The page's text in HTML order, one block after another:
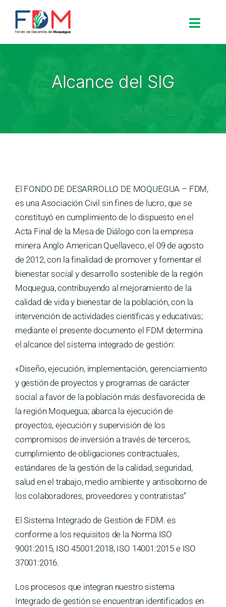
Search for:
Procesos
Medios
Contáctanos
Alcance del SIG
El FONDO DE DESARROLLO DE MOQUEGUA – FDM,
es una Asociación Civil sin fines de lucro, que se
constituyó en cumplimiento de lo dispuesto en el
Acta Final de la Mesa de Diálogo con la empresa
minera Anglo American Quellaveco, el 09 de agosto
de 2012, con la finalidad de promover y fomentar el
bienestar social y desarrollo sostenible de la región
Moquegua, contribuyendo al mejoramiento de la
calidad de vida y bienestar de la población, con la
intervención de actividades científicas y educativas;
mediante el presente documento el FDM determina
el alcance del sistema integrado de gestión:
«Diseño, ejecución, implementación, gerenciamiento
y gestión de proyectos y programas de carácter
social a favor de la población más desfavorecida de
la región Moquegua; abarca la ejecución de
proyectos, ejecución y supervisión de los
compromisos de inversión a través de terceros,
cumplimiento de obligaciones contractuales,
estándares de la gestión de la calidad, seguridad,
salud en el trabajo, medio ambiente y antisoborno de
los colaboradores, proveedores y contratistas”
El Sistema Integrado de Gestión de FDM. es
conforme a los requisitos de la Norma ISO
9001:2015, ISO 45001:2018, ISO 14001:2015 e ISO
37001:2016.
Los procesos que integran nuestro sistema
Integrado de gestión se encuentran identificados en